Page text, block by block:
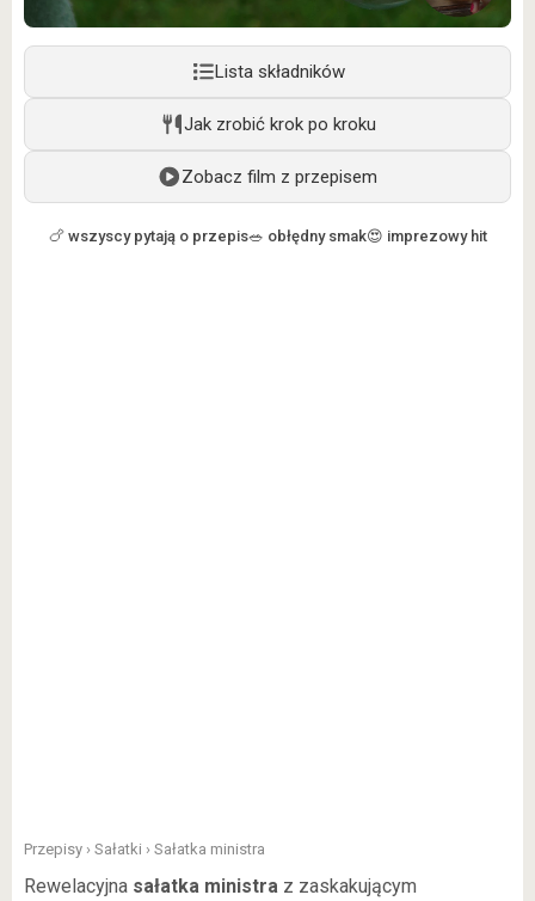
Lista składników
Jak zrobić krok po kroku
Zobacz film z przepisem
🍗 wszyscy pytają o przepis🥗 obłędny smak😍 imprezowy hit
Przepisy › Sałatki › Sałatka ministra
Rewelacyjna sałatka ministra z zaskakującym